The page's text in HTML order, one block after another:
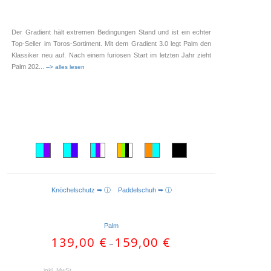
Der Gradient hält extremen Bedingungen Stand und ist ein echter
Top-Seller im Toros-Sortiment. Mit dem Gradient 3.0 legt Palm den
Klassiker neu auf. Nach einem furiosen Start im letzten Jahr zieht
Palm 202 ... --> alles lesen
AUSFÜHRUNG WÄHLEN
Knöchelschutz ➥ ⓘ Paddelschuh ➥ ⓘ
Palm
139,00 € – 159,00 €